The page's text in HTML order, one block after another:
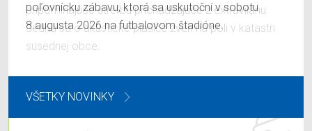
poľovnícku zábavu, ktorá sa uskutoční v sobotu
8.augusta 2026 na futbalovom štadióne.
VŠETKY NOVINKY